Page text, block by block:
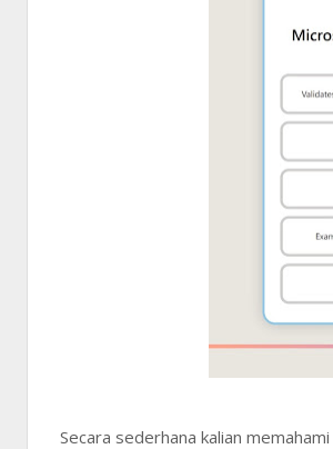
Secara sederhana kalian